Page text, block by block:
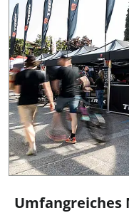
Umfangreiches